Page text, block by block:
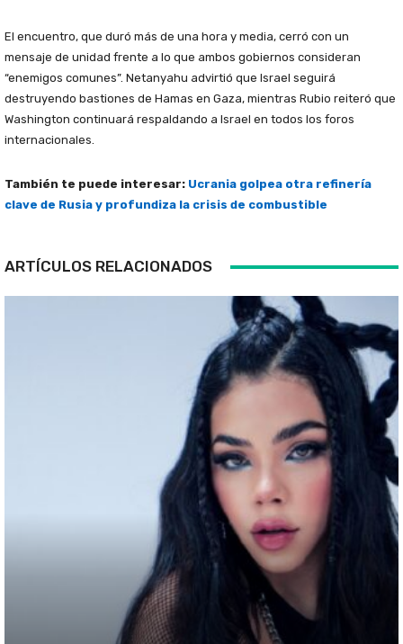
El encuentro, que duró más de una hora y media, cerró con un
mensaje de unidad frente a lo que ambos gobiernos consideran
“enemigos comunes”. Netanyahu advirtió que Israel seguirá
destruyendo bastiones de Hamas en Gaza, mientras Rubio reiteró que
Washington continuará respaldando a Israel en todos los foros
internacionales.
También te puede interesar: Ucrania golpea otra refinería
clave de Rusia y profundiza la crisis de combustible
ARTÍCULOS RELACIONADOS